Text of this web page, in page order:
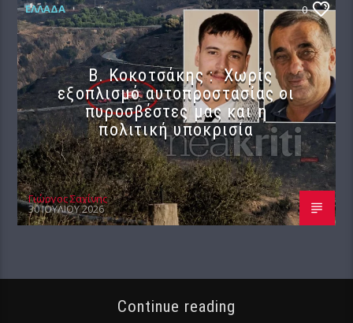
ΕΛΛΆΔΑ 0
Β. Κοκοτσάκης : Χωρίς
εξοπλισμό αυτοπροστασίας οι
πυροσβέστες μας και η
πολιτική υποκρισία
Γιώργος Σαχίνης
30 ΙΟΥΛΊΟΥ 2026
Continue reading